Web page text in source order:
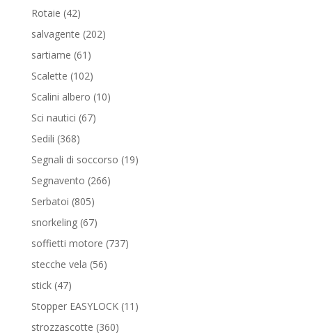
Rotaie 4242
prodotti
salvagente 202202
sartiame 61 61
prodotti
Scalette 102102
prodotti
Scalini albero 1010
Sci nautici 6767
Sedili 368368
Segnali di soccorso 1919
Segnavento 266266
Serbatoi 805805
prodotti
snorkeling 6767
prodotti
soffietti motore 737737
stecche vela 5656
stick 4747
prodotti
Stopper EASYLOCK 11 11
strozzascotte 360360